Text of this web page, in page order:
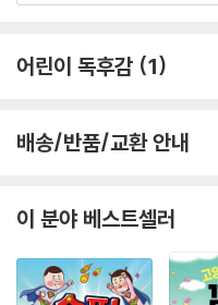
어린이 독후감 1
배송/반품/교환 안내
이 분야 베스트셀러